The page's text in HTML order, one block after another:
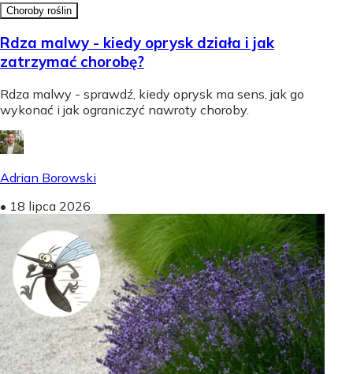
Choroby roślin
Rdza malwy - kiedy oprysk działa i jak
zatrzymać chorobę?
Rdza malwy - sprawdź, kiedy oprysk ma sens, jak go
wykonać i jak ograniczyć nawroty choroby.
Adrian Borowski
• 18 lipca 2026